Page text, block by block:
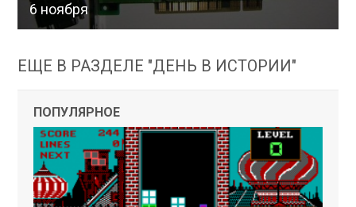
6 ноября
ЕЩЕ В РАЗДЕЛЕ "ДЕНЬ В ИСТОРИИ"
ПОПУЛЯРНОЕ